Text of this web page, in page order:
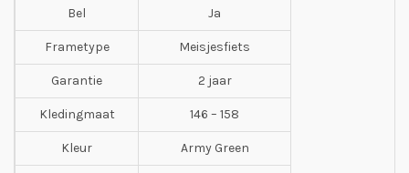
Bel Ja
Frametype Meisjesfiets
Garantie 2 jaar
Kledingmaat 146 – 158
Kleur Army Green